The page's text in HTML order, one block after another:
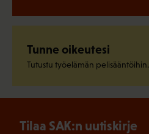
Tunne oikeutesi
Tutustu työelämän pelisääntöihin.
Tilaa SAK:n uutiskirje